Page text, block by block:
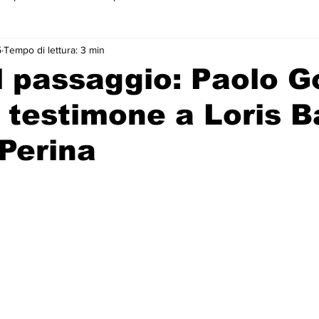
piano
passaggio: Paolo
a Loris
Tempo di lettura: 3 min